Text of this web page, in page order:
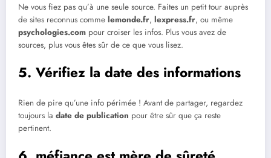
Ne vous fiez pas qu’à une seule source. Faites un petit tour auprès
de sites reconnus comme lemonde.fr, lexpress.fr, ou même
psychologies.com pour croiser les infos. Plus vous avez de
sources, plus vous êtes sûr de ce que vous lisez.
5. Vérifiez la date des informations
Rien de pire qu’une info périmée ! Avant de partager, regardez
toujours la date de publication pour être sûr que ça reste
pertinent.